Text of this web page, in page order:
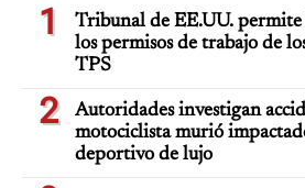
1
Tribunal de EE.UU.
los permisos de trabajo de
TPS
2
Autoridades investigan
motociclista murió
deportivo de lujo